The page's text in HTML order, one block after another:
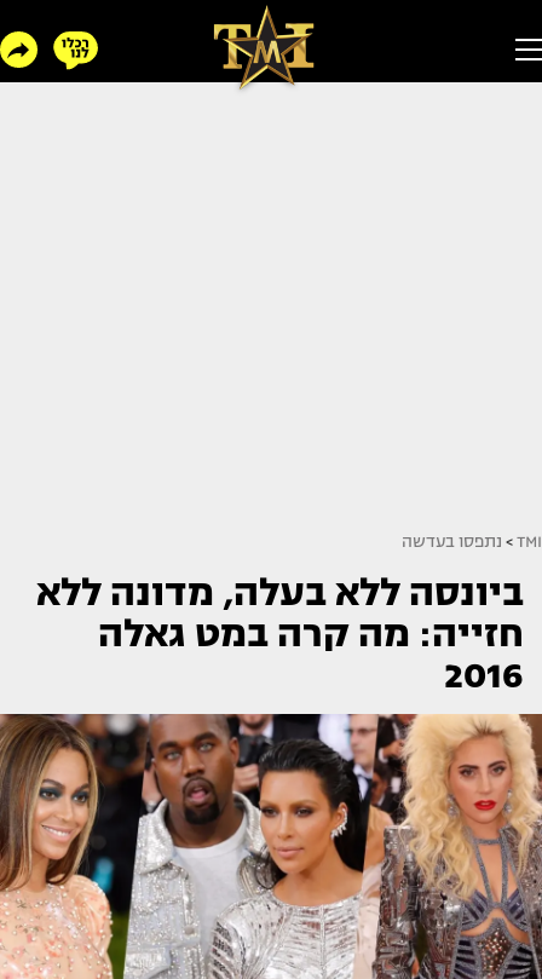
TMI
> נתפסו בעדשה
ביונסה ללא בעלה, מדונה ללא
חזייה: מה קרה במט גאלה
2016